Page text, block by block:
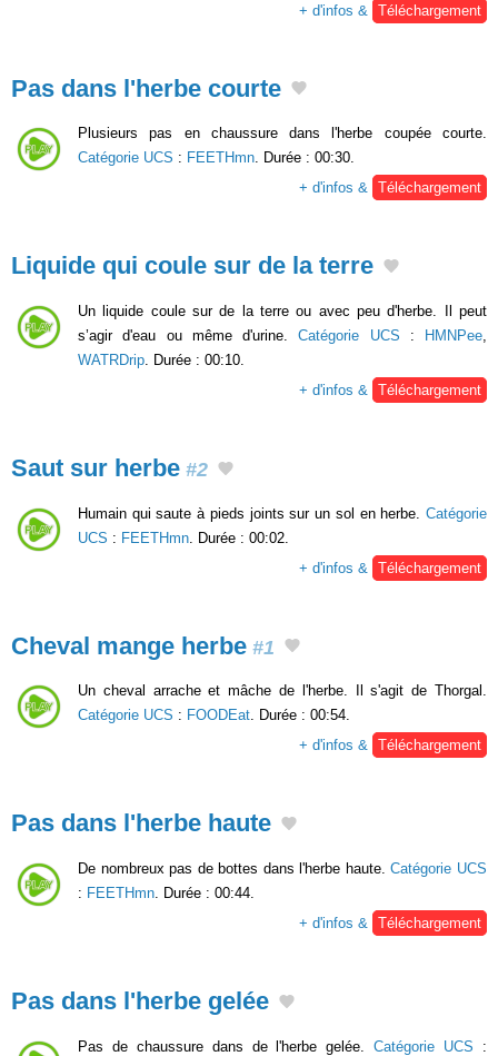
+ d'infos &
Téléchargement
Pas dans l'herbe courte
Plusieurs pas en chaussure dans l'herbe coupée courte.
Catégorie UCS : FEETHmn. Durée : 00:30.
+ d'infos & Téléchargement
Liquide qui coule sur de la terre
Un liquide coule sur de la terre ou avec peu d'herbe. Il peut
s’agir d'eau ou même d'urine.Catégorie UCS : HMNPee
WATRDrip . Durée : 00:10.
+ d'infos &
Téléchargement
Saut sur herbe #2
Humain qui saute à pieds joints sur un sol en herbe. Catégorie
UCS : FEETHmn . Durée : 00:02.
+ d'infos &
Téléchargement
Cheval mange herbe #1
Un cheval arrache et mâche de l'herbe. Il s'agit de Thorgal.
Catégorie UCS : FOODEat. Durée : 00:54.
+ d'infos & Téléchargement
Pas dans l'herbe haute
De nombreux pas de bottes dans l'herbe haute.Catégorie UCS
: FEETHmn . Durée : 00:44.
+ d'infos &
Téléchargement
Pas dans l'herbe gelée
Pas de chaussure dans de l'herbe gelée.Catégorie UCS :